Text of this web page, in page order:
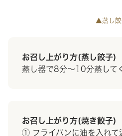
▲蒸し餃
お召し上がり方(蒸し餃子)
蒸し器で8分〜10分蒸して
お召し上がり方(焼き餃子)
① フライパンに油を入れて